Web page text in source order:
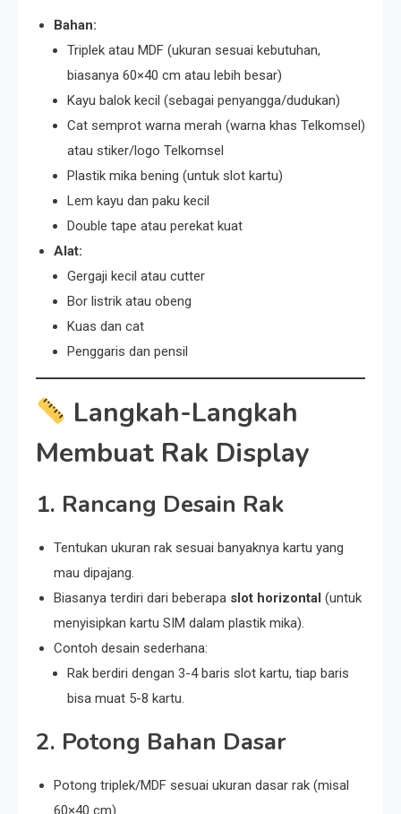
Bahan:
Triplek atau MDF (ukuran sesuai kebutuhan,
biasanya 60×40 cm atau lebih besar)
Kayu balok kecil (sebagai penyangga/dudukan)
Cat semprot warna merah (warna khas Telkomsel)
atau stiker/logo Telkomsel
Plastik mika bening (untuk slot kartu)
Lem kayu dan paku kecil
Double tape atau perekat kuat
Alat:
Gergaji kecil atau cutter
Bor listrik atau obeng
Kuas dan cat
Penggaris dan pensil
Langkah-Langkah
Membuat Rak Display
1. Rancang Desain Rak
Tentukan ukuran rak sesuai banyaknya kartu yang
mau dipajang.
Biasanya terdiri dari beberapa slot horizontal (untuk
menyisipkan kartu SIM dalam plastik mika).
Contoh desain sederhana:
Rak berdiri dengan 3-4 baris slot kartu, tiap baris
bisa muat 5-8 kartu.
2. Potong Bahan Dasar
Potong triplek/MDF sesuai ukuran dasar rak (misal
60×40 cm).